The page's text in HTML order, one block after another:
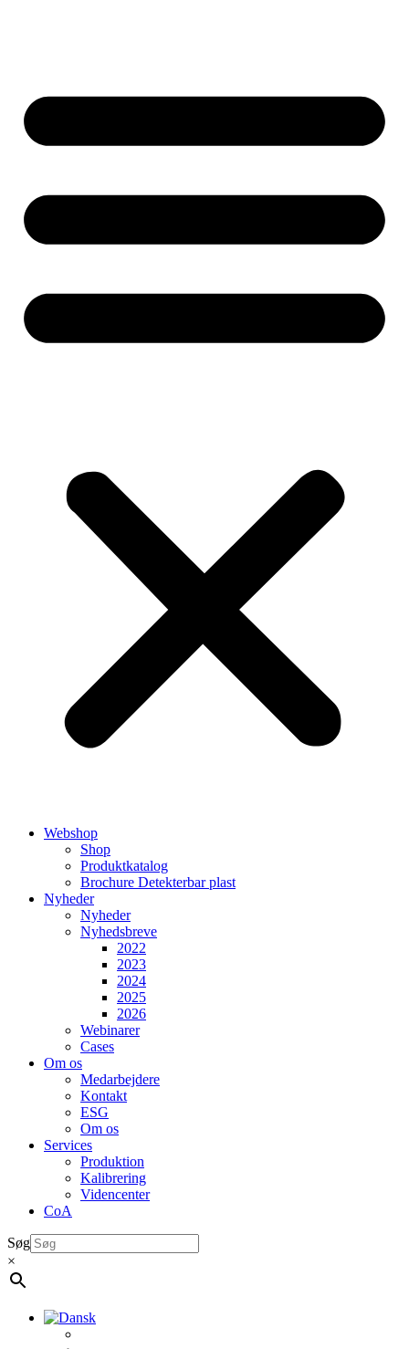
Webshop
Shop
Produktkatalog
Brochure Detekterbar plast
Nyheder
Nyheder
Nyhedsbreve
2022
2023
2024
2025
2026
Webinarer
Cases
Om os
Medarbejdere
Kontakt
ESG
Om os
Services
Produktion
Kalibrering
Videncenter
CoA
Søg
×